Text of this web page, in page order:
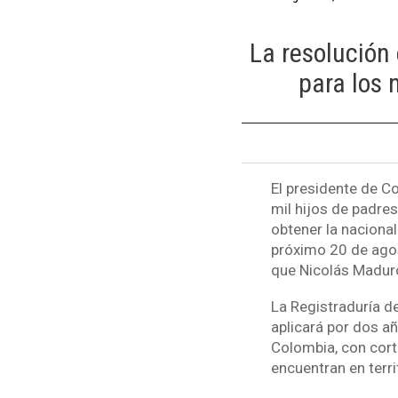
La
para los
El presidente de
mil hijos de
obtener la
próximo 20 de
que Nicolás
La Registraduría
aplicará por dos
Colombia, con
encuentran en